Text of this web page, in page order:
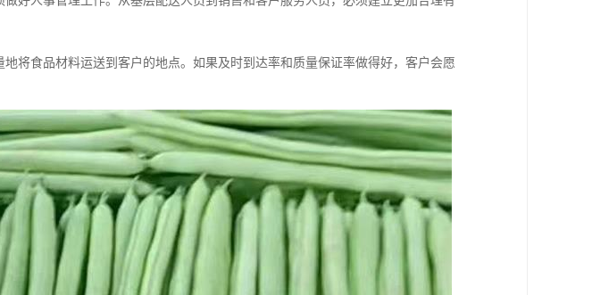
将食品材料运送到客户的地点。如果及时到达率和质量保证率做得好，客户会愿